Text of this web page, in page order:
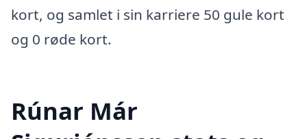
kort, og samlet i sin karriere 50 gule kort
og 0 røde kort.
Rúnar Már